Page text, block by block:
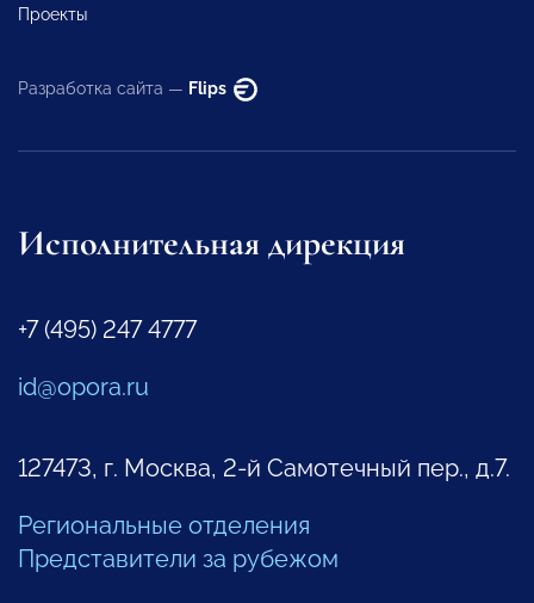
Проекты
Разработка сайта — Flips
Исполнительная дирекция
+7 (495) 247 4777
id@opora.ru
127473, г. Москва, 2-й Самотечный пер., д.7.
Региональные отделения
Представители за рубежом